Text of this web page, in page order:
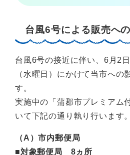
台風6号による販売へ
台風6号の接近に伴い、6月2
（水曜日）にかけて当市への
す。
実施中の「蒲郡市プレミアム
いて下記の通り執り行います。
（A）市内郵便局
■対象郵便局 8ヵ所